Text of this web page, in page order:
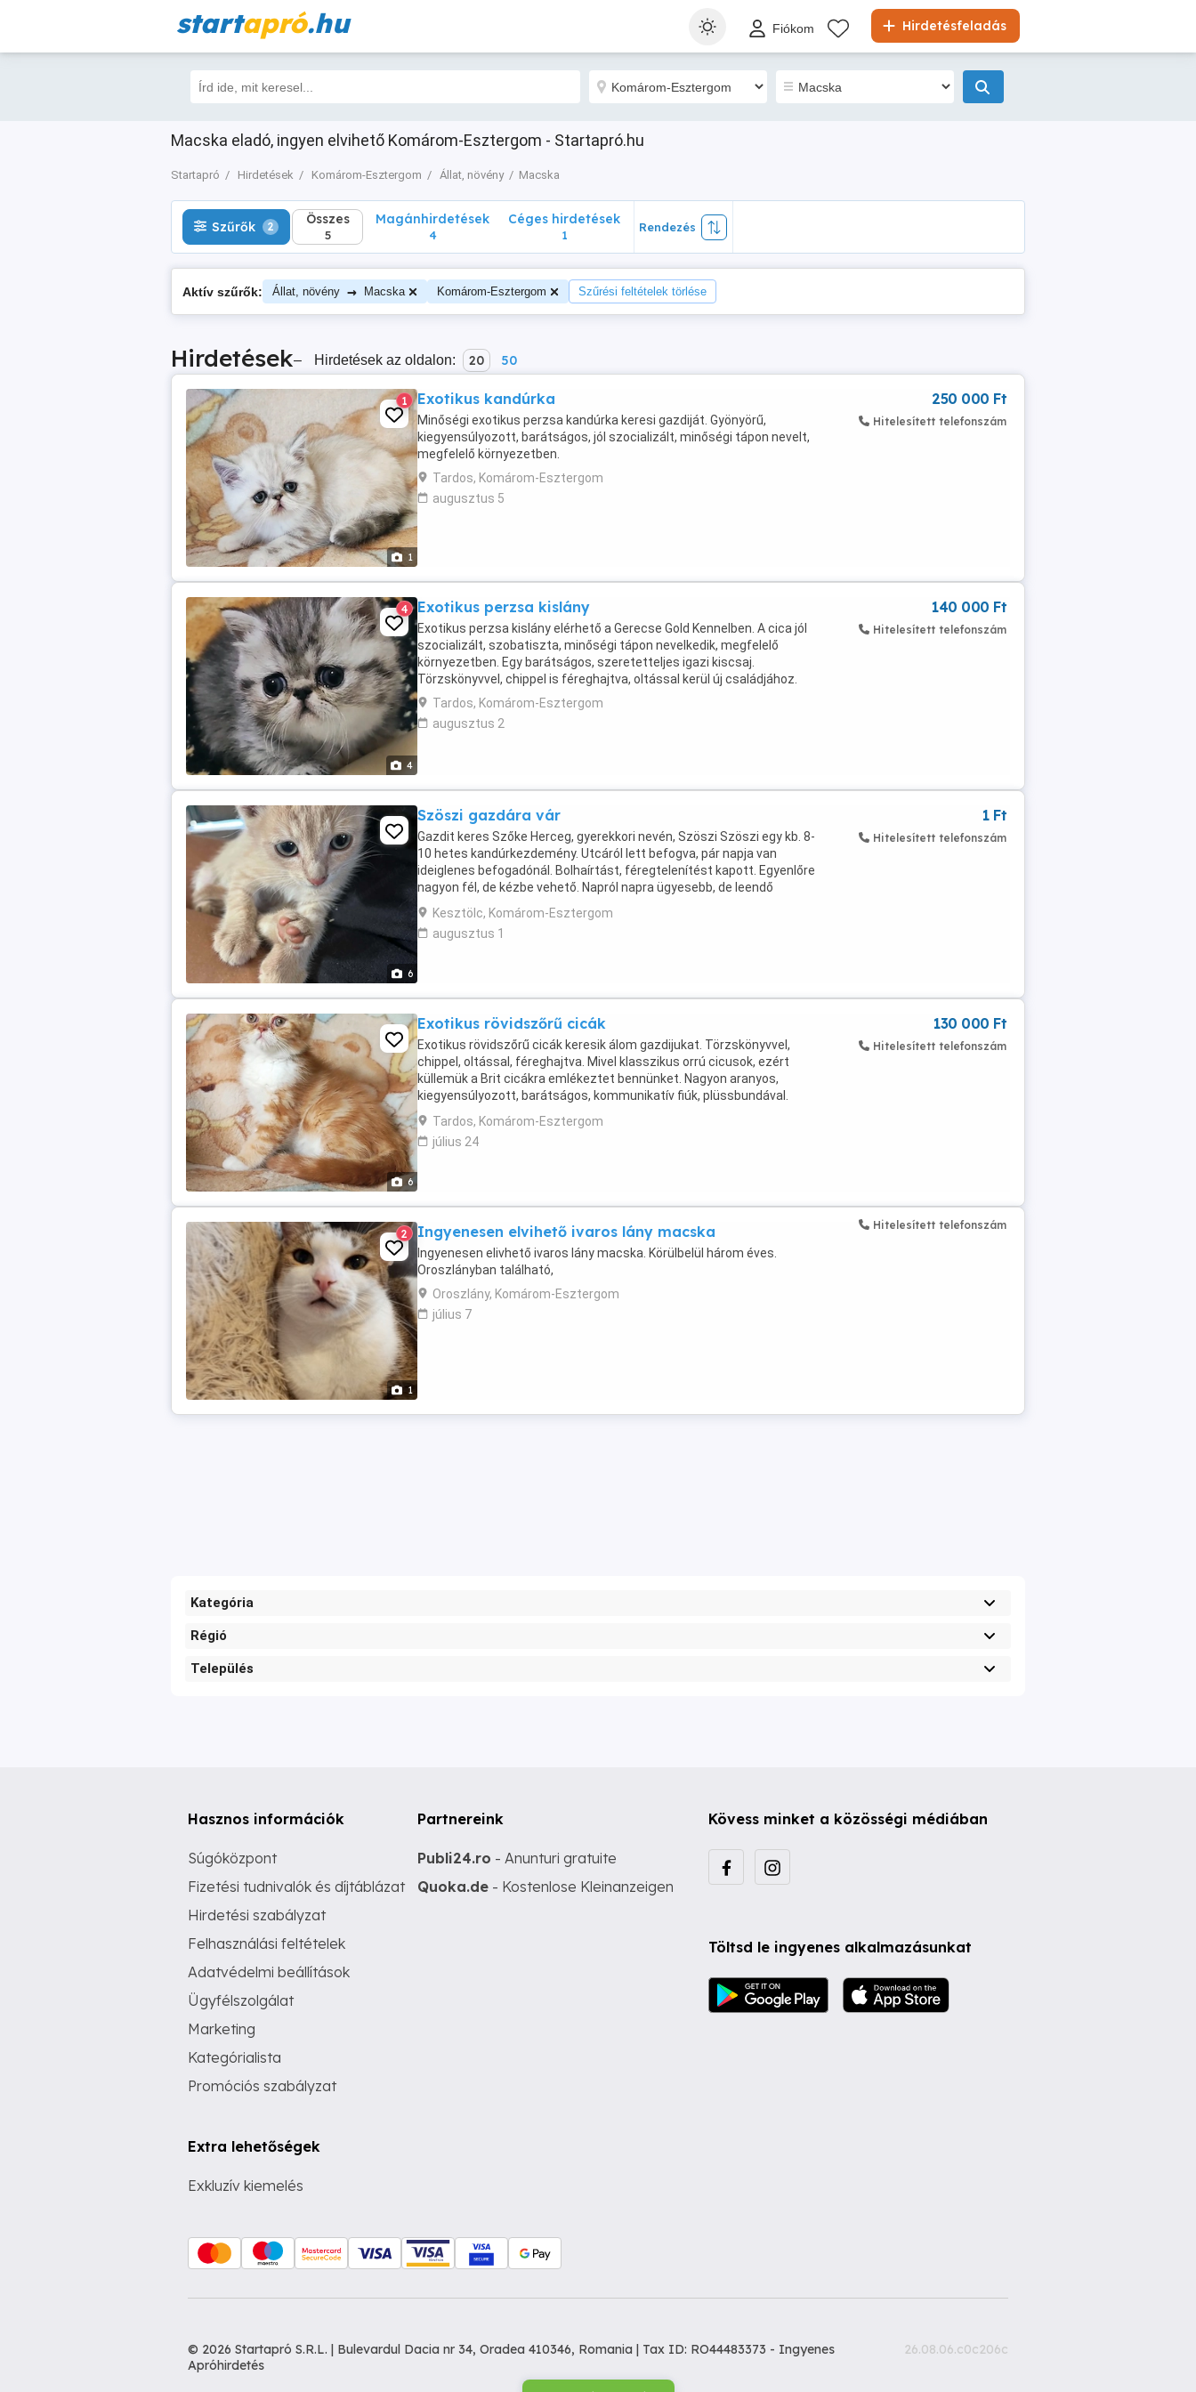
startapró.hu Hirdetésfeladás
Fiókom
Macska eladó, ingyen elvihető Komárom-Esztergom - Startapró.hu
Startapró Hirdetések Komárom-Esztergom Állat, növény Macska
Szűrők 2 Összes
5
Szűrők 2 Összes
5
Magánhirdetések
4
Céges hirdetések
1
Rendezés
Aktív szűrők: Állat, növény → Macska Komárom-Esztergom Szűrési feltételek törlése
Hirdetések– Hirdetések az oldalon: 20 50
1
1 Exotikus kandúrka
Minőségi exotikus perzsa kandúrka keresi gazdiját. Gyönyörű,
kiegyensúlyozott, barátságos, jól szocializált, minőségi tápon nevelt,
megfelelő környezetben.
Tardos, Komárom-Esztergom
augusztus 5
250 000 Ft
Hitelesített telefonszám
4
4 Exotikus perzsa kislány
Exotikus perzsa kislány elérhető a Gerecse Gold Kennelben. A cica jól
szocializált, szobatiszta, minőségi tápon nevelkedik, megfelelő
környezetben. Egy barátságos, szeretetteljes igazi kiscsaj.
Törzskönyvvel, chippel is féreghajtva, oltással kerül új családjához.
Tardos, Komárom-Esztergom
augusztus 2
140 000 Ft
Hitelesített telefonszám
6
Szöszi gazdára vár
Gazdit keres Szőke Herceg, gyerekkori nevén, Szöszi Szöszi egy kb. 8-
10 hetes kandúrkezdemény. Utcáról lett befogva, pár napja van
ideiglenes befogadónál. Bolhaírtást, féregtelenítést kapott. Egyenlőre
nagyon fél, de kézbe vehető. Napról napra ügyesebb, de leendő
gazdájának még sok energiát bele kell ...
Kesztölc, Komárom-Esztergom
augusztus 1
1 Ft
Hitelesített telefonszám
6
Exotikus rövidszőrű cicák
Exotikus rövidszőrű cicák keresik álom gazdijukat. Törzskönyvvel,
chippel, oltással, féreghajtva. Mivel klasszikus orrú cicusok, ezért
küllemük a Brit cicákra emlékeztet bennünket. Nagyon aranyos,
kiegyensúlyozott, barátságos, kommunikatív fiúk, plüssbundával.
Minőségi tápon, megfelelő környezetben nevelkednek. ...
Tardos, Komárom-Esztergom
július 24
130 000 Ft
Hitelesített telefonszám
1
2 Ingyenesen elvihető ivaros lány macska
Ingyenesen elivhető ivaros lány macska. Körülbelül három éves.
Oroszlányban található,
Oroszlány, Komárom-Esztergom
július 7
Hitelesített telefonszám
Kategória
Régió
Település
Hasznos információk
Súgóközpont
Fizetési tudnivalók és díjtáblázat
Hirdetési szabályzat
Felhasználási feltételek
Adatvédelmi beállítások
Ügyfélszolgálat
Marketing
Kategórialista
Promóciós szabályzat
Extra lehetőségek
Exkluzív kiemelés
Partnereink
Publi24.ro - Anunturi gratuite
Quoka.de - Kostenlose Kleinanzeigen
Kövess minket a közösségi médiában
Töltsd le ingyenes alkalmazásunkat
© 2026 Startapró S.R.L. | Bulevardul Dacia nr 34, Oradea 410346, Romania | Tax ID: RO44483373 - Ingyenes
Apróhirdetés
26.08.06.c0c206c